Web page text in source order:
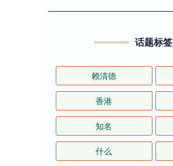
话题标签
赖清德
香港
知名
什么